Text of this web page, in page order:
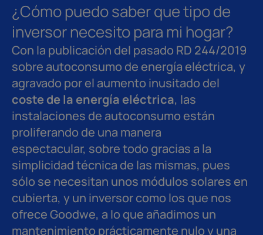
¿Cómo puedo saber que tipo de
inversor necesito para mi hogar?
Con la publicación del pasado RD 244/2019
sobre autoconsumo de energía eléctrica, y
agravado por el aumento inusitado del
coste de la energía eléctrica, las
instalaciones de autoconsumo están
proliferando de una manera
espectacular, sobre todo gracias a la
simplicidad técnica de las mismas, pues
sólo se necesitan unos módulos solares en
cubierta, y un inversor como los que nos
ofrece Goodwe, a lo que añadimos un
mantenimiento prácticamente nulo y una